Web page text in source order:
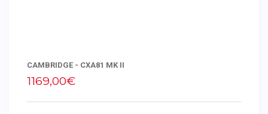
CAMBRIDGE - CXA81 MK II
1169,00€